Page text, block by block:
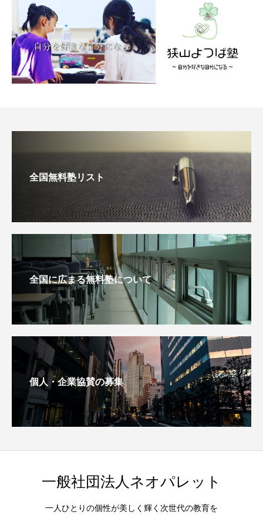
全国無料塾リスト
全国に広まる無料塾について
個人・企業協賛の募集
一般社団法人ネオパレット
一人ひとりの個性が美しく輝く次世代の教育を